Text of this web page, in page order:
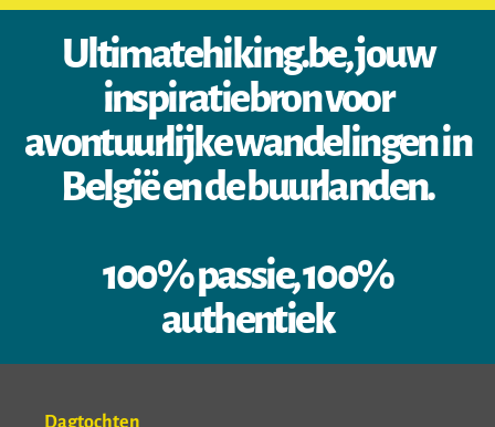
Ultimatehiking.be, jouw
inspiratiebron voor
avontuurlijke wandelingen in
België en de buurlanden.
100% passie, 100%
authentiek
Dagtochten